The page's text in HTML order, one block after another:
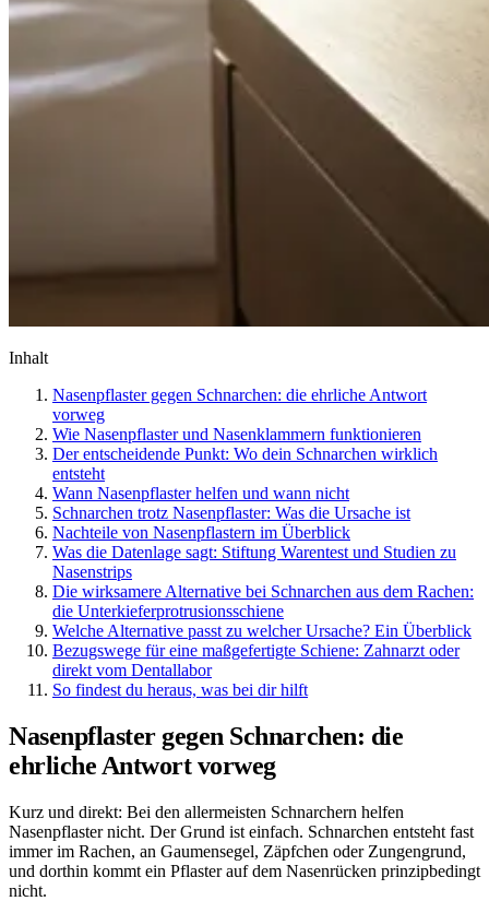
Inhalt
Nasenpflaster gegen Schnarchen: die ehrliche Antwort
vorweg
Wie Nasenpflaster und Nasenklammern funktionieren
Der entscheidende Punkt: Wo dein Schnarchen wirklich
entsteht
Wann Nasenpflaster helfen und wann nicht
Schnarchen trotz Nasenpflaster: Was die Ursache ist
Nachteile von Nasenpflastern im Überblick
Was die Datenlage sagt: Stiftung Warentest und Studien zu
Nasenstrips
Die wirksamere Alternative bei Schnarchen aus dem Rachen:
die Unterkieferprotrusionsschiene
Welche Alternative passt zu welcher Ursache? Ein Überblick
Bezugswege für eine maßgefertigte Schiene: Zahnarzt oder
direkt vom Dentallabor
So findest du heraus, was bei dir hilft
Nasenpflaster gegen Schnarchen: die
ehrliche Antwort vorweg
Kurz und direkt: Bei den allermeisten Schnarchern helfen
Nasenpflaster nicht. Der Grund ist einfach. Schnarchen entsteht fast
immer im Rachen, an Gaumensegel, Zäpfchen oder Zungengrund,
und dorthin kommt ein Pflaster auf dem Nasenrücken prinzipbedingt
nicht.